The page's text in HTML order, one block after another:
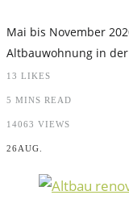
Mai bis November
Altbauwohnung in
13 LIKES
5 MINS READ
14063 VIEWS
26AUG.